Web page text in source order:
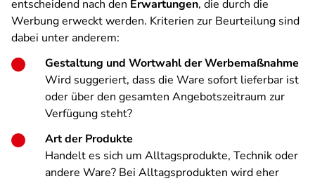
entscheidend nach den Erwartungen, die durch die
Werbung erweckt werden. Kriterien zur Beurteilung sind
dabei unter anderem:
Gestaltung und Wortwahl der Werbemaßnahme
Wird suggeriert, dass die Ware sofort lieferbar ist
oder über den gesamten Angebotszeitraum zur
Verfügung steht?
Art der Produkte
Handelt es sich um Alltagsprodukte, Technik oder
andere Ware? Bei Alltagsprodukten wird eher